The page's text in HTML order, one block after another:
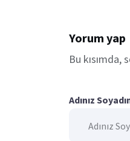
Yorum yap
Bu
Adınız